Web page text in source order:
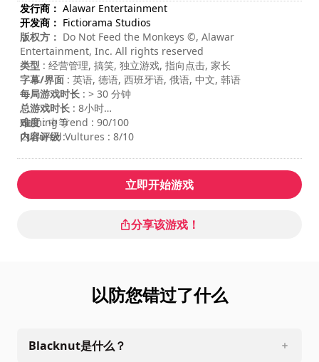
发行商： Alawar Entertainment
开发商： Fictiorama Studios
版权方： Do Not Feed the Monkeys ©, Alawar
Entertainment, Inc. All rights reserved
类型 : 经营管理, 搞笑, 独立游戏, 指向点击, 家长
字幕/界面 : 英语, 德语, 西班牙语, 俄语, 中文, 韩语
每局游戏时长 : > 30 分钟
总游戏时长 : 8小时
难度: 中等
内容评级:
Gaming Trend : 90/100
Cultured Vultures : 8/10
立即开始游戏
分享该游戏！
以防您错过了什么
Blacknut是什么？